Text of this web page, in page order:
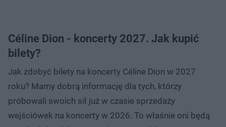
Céline Dion - koncerty 2027. Jak kupić
bilety?
Jak zdobyć bilety na koncerty Céline Dion w 2027
roku? Mamy dobrą informację dla tych, którzy
próbowali swoich sił już w czasie sprzedaży
wejściówek na koncerty w 2026. To właśnie oni będą